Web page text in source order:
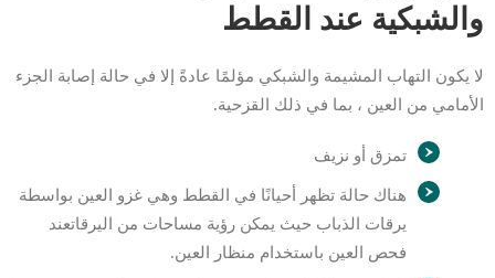
والشبكية عند القطط
لا يكون التهاب المشيمة والشبكي مؤلمًا عادةً إلا في حالة إصابة الجزء
الأمامي من العين ، بما في ذلك القزحية.
تمزق أو نزيف
هناك حالة تظهر أحيانًا في القطط وهي غزو العين بواسطة
يرقات الذباب حيث يمكن رؤية مساحات من اليرقاتعند
فحص العين باستخدام منظار العين.